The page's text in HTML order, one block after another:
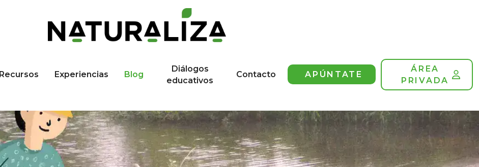
Recursos Experiencias Blog
Diálogos
educativos
Contacto APÚNTATE
ÁREA
PRIVADA